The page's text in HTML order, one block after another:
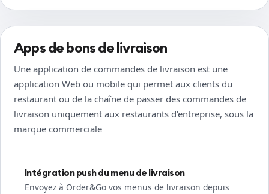
Apps de bons de livraison
Une application de commandes de livraison est une
application Web ou mobile qui permet aux clients du
restaurant ou de la chaîne de passer des commandes de
livraison uniquement aux restaurants d'entreprise, sous la
marque commerciale
Intégration push du menu de livraison
Envoyez à Order&Go vos menus de livraison depuis